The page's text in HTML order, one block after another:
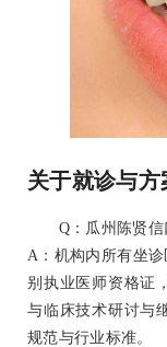
关于就诊与
Q：瓜州陈贤
A：机构内所有坐
别执业医师资格证
与临床技术研讨与
规范与行业标准。